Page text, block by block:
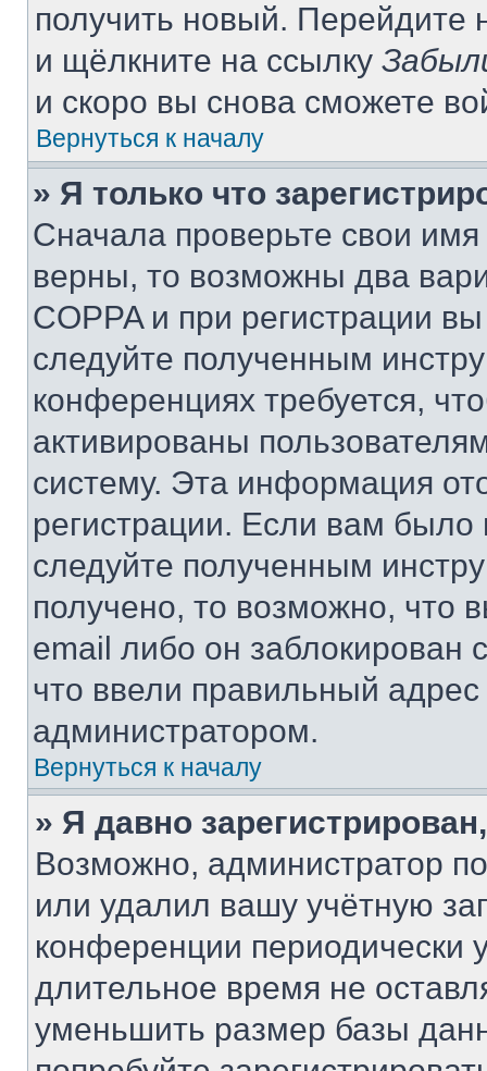
получить новый. Перейдите
и щёлкните на ссылку
и скоро вы снова сможете
Вернуться к началу
» Я только что
Сначала проверьте свои
верны, то возможны два
COPPA и при регистрации
следуйте полученным
конференциях требуется,
активированы
систему. Эта информация
регистрации. Если вам
следуйте полученным
получено, то возможно, что
email либо он
что ввели правильный адрес
администратором.
Вернуться к началу
» Я давно
Возможно, администратор
или удалил вашу учётную
конференции периодически
длительное время не
уменьшить размер базы